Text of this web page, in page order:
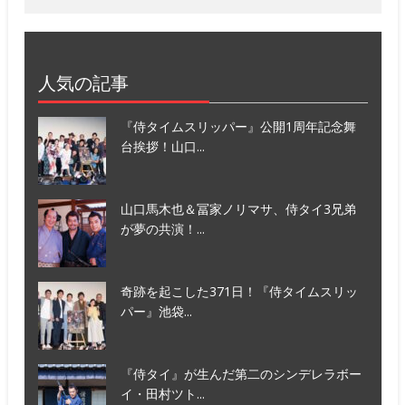
人気の記事
『侍タイムスリッパー』公開1周年記念舞
台挨拶！山口...
山口馬木也＆冨家ノリマサ、侍タイ3兄弟
が夢の共演！...
奇跡を起こした371日！『侍タイムスリッ
パー』池袋...
『侍タイ』が生んだ第二のシンデレラボー
イ・田村ツト...